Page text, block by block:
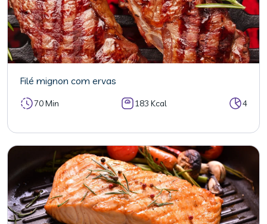
Filé mignon com ervas
70 Min 183 Kcal 4